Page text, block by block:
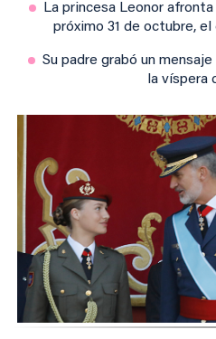
La princesa Leonor
próximo 31 de octubre, el
Su padre grabó un
la víspera